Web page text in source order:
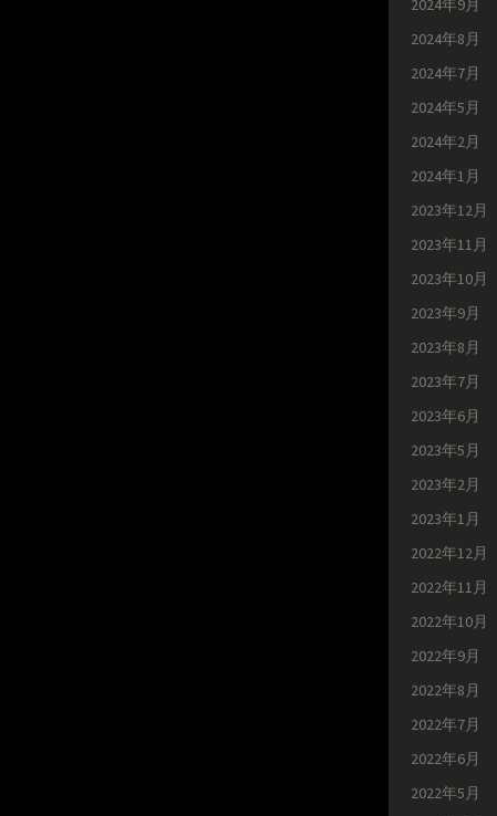
2024年9月
2024年8月
2024年7月
2024年5月
2024年2月
2024年1月
2023年12月
2023年11月
2023年10月
2023年9月
2023年8月
2023年7月
2023年6月
2023年5月
2023年2月
2023年1月
2022年12月
2022年11月
2022年10月
2022年9月
2022年8月
2022年7月
2022年6月
2022年5月